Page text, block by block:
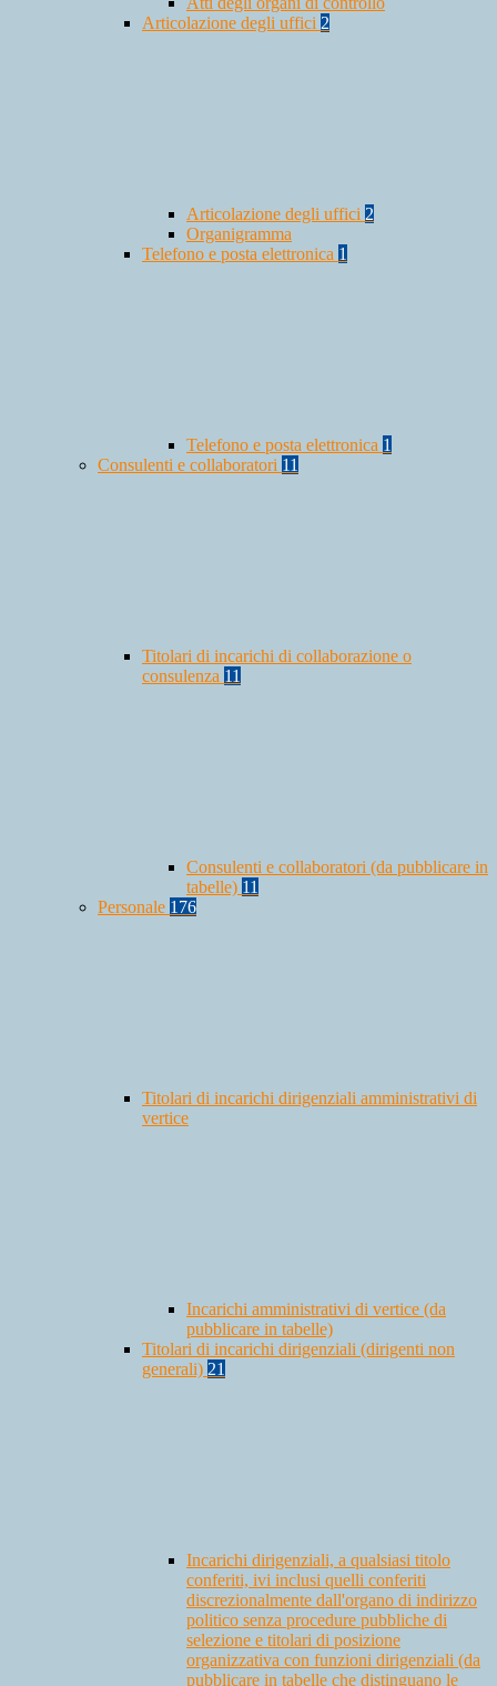
Articolazione degli uffici 2
Articolazione degli uffici 2
Organigramma
Telefono e posta elettronica 1
Telefono e posta elettronica 1
Consulenti e collaboratori 11
Titolari di incarichi di collaborazione o
consulenza 11
Consulenti e collaboratori (da pubblicare in
tabelle) 11
Personale 176
Titolari di incarichi dirigenziali amministrativi di
vertice
Incarichi amministrativi di vertice (da
pubblicare in tabelle)
Titolari di incarichi dirigenziali (dirigenti non
generali) 21
Incarichi dirigenziali, a qualsiasi titolo
conferiti, ivi inclusi quelli conferiti
discrezionalmente dall'organo di indirizzo
politico senza procedure pubbliche di
selezione e titolari di posizione
organizzativa con funzioni dirigenziali (da
pubblicare in tabelle che distinguano le